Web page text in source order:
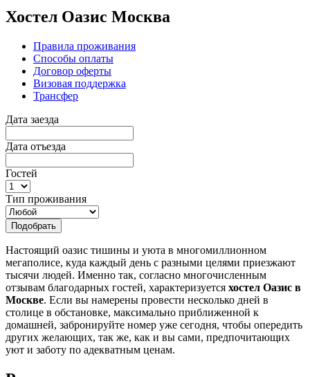
Хостел Оазис Москва
Правила проживания
Способы оплаты
Договор оферты
Визовая поддержка
Трансфер
Дата заезда
Дата отъезда
Гостей
Тип проживания
Подобрать
Настоящий оазис тишины и уюта в многомиллионном
мегаполисе, куда каждый день с разными целями приезжают
тысячи людей. Именно так, согласно многочисленным
отзывам благодарных гостей, характеризуется хостел Оазис в
Москве. Если вы намерены провести несколько дней в
столице в обстановке, максимально приближенной к
домашней, забронируйте номер уже сегодня, чтобы опередить
других желающих, так же, как и вы сами, предпочитающих
уют и заботу по адекватным ценам.